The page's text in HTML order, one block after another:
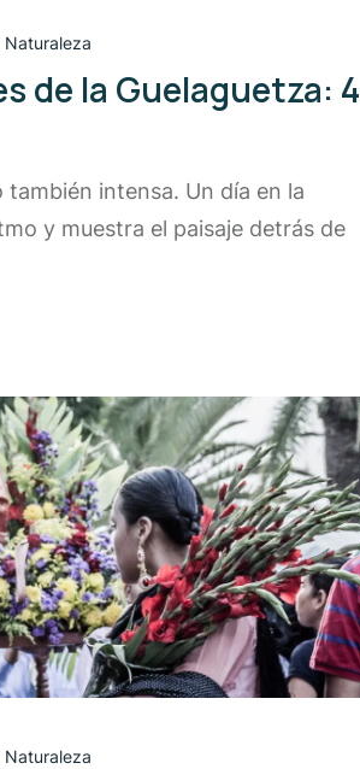
Naturaleza
de la Guelaguetza: 4
también intensa. Un día en la
y muestra el paisaje detrás de
Naturaleza